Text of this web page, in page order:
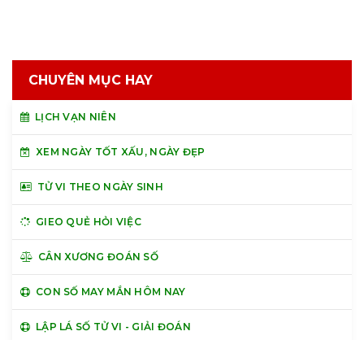
CHUYÊN MỤC HAY
LỊCH VẠN NIÊN
XEM NGÀY TỐT XẤU, NGÀY ĐẸP
TỬ VI THEO NGÀY SINH
GIEO QUẺ HỎI VIỆC
CÂN XƯƠNG ĐOÁN SỐ
CON SỐ MAY MẮN HÔM NAY
LẬP LÁ SỐ TỬ VI - GIẢI ĐOÁN